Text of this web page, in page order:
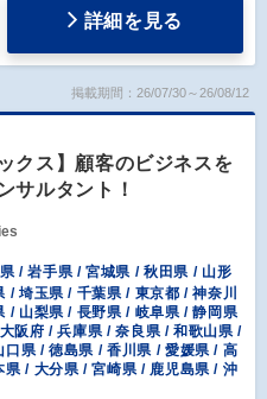
詳細を見る
掲載期間：26/07/30～26/08/12
クス】顧客のビジネスを
サルタント！
/ 岩手県 / 宮城県 / 秋田県 / 山形
埼玉県 / 千葉県 / 東京都 / 神奈川
/ 山梨県 / 長野県 / 岐阜県 / 静岡県
阪府 / 兵庫県 / 奈良県 / 和歌山県 /
県 / 徳島県 / 香川県 / 愛媛県 / 高
/ 大分県 / 宮崎県 / 鹿児島県 / 沖